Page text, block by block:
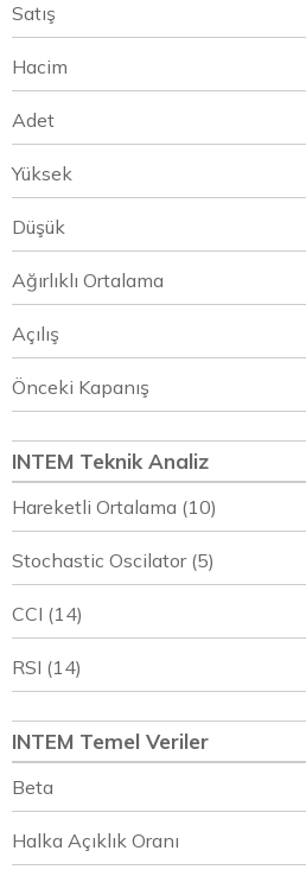
Satış
Hacim
Adet
Yüksek
Düşük
Ağırlıklı Ortalama
Açılış
Önceki Kapanış
INTEM Teknik Analiz
Hareketli Ortalama (10)
Stochastic Oscilator (5)
CCI (14)
RSI (14)
INTEM Temel Veriler
Beta
Halka Açıklık Oranı